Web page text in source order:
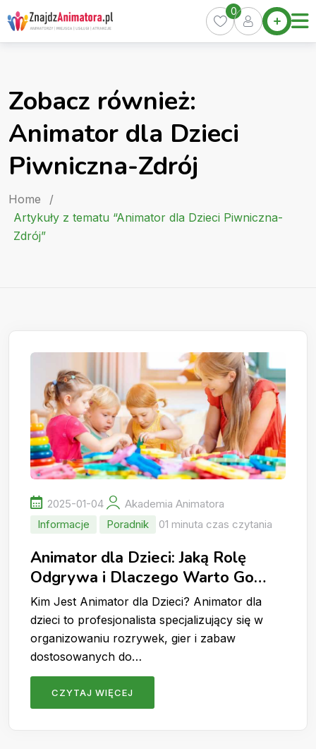
Skip
to
content
Home
Oferty
Kurs
Artykuły
0
Zobacz również:
Animator dla Dzieci
Piwniczna-Zdrój
Home
/
Artykuły z tematu “Animator dla Dzieci Piwniczna-
Zdrój”
2025-01-04
Akademia Animatora
Informacje
Poradnik 01 minuta czas czytania
Animator dla Dzieci: Jaką Rolę
Odgrywa i Dlaczego Warto Go
Wynająć?
Kim Jest Animator dla Dzieci? Animator dla
dzieci to profesjonalista specjalizujący się w
organizowaniu rozrywek, gier i zabaw
dostosowanych do…
CZYTAJ WIĘCEJ